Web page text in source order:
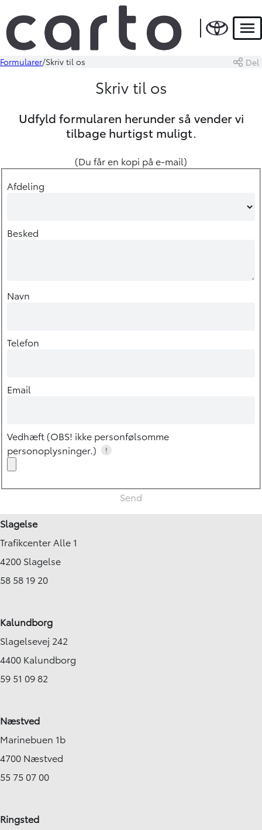
Formularer Skriv til os Del
Skriv til os
Udfyld formularen herunder så vender vi
tilbage hurtigst muligt.
(Du får en kopi på e-mail)
Afdeling
Besked
Navn
Telefon
Email
Vedhæft (OBS! ikke personfølsomme
personoplysninger.)
!
Slagelse
Trafikcenter Alle 1
4200 Slagelse
58 58 19 20
Kalundborg
Slagelsevej 242
4400 Kalundborg
59 51 09 82
Næstved
Marinebuen 1b
4700 Næstved
55 75 07 00
Ringsted